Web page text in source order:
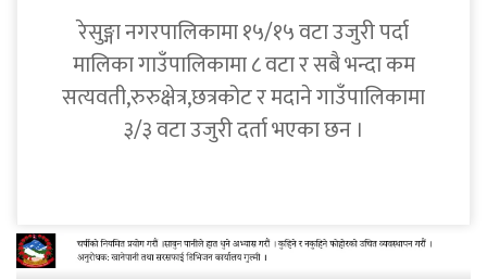
रेसुङ्गा नगरपालिकामा १५/१५ वटा उजुरी पर्दा
मालिका गाउँपालिकामा ८ वटा र सबै भन्दा कम
सत्यवती,रुरुक्षेत्र,छत्रकोट र मदाने गाउँपालिकामा
३/३ वटा उजुरी दर्ता भएका छन ।